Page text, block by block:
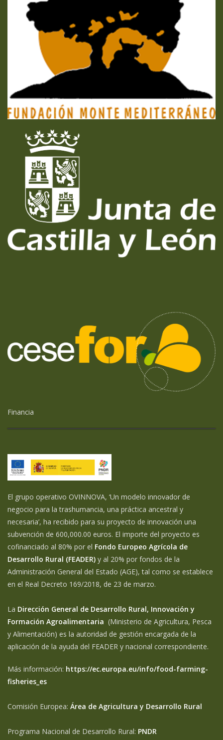
Financia
El grupo operativo OVINNOVA, ‘Un modelo innovador de
negocio para la trashumancia, una práctica ancestral y
necesaria’, ha recibido para su proyecto de innovación una
subvención de 600,000.00 euros. El importe del proyecto es
cofinanciado al 80% por el Fondo Europeo Agrícola de
Desarrollo Rural (FEADER) y al 20% por fondos de la
Administración General del Estado (AGE), tal como se establece
en el Real Decreto 169/2018, de 23 de marzo.
La Dirección General de Desarrollo Rural, Innovación y
Formación Agroalimentaria (Ministerio de Agricultura, Pesca
y Alimentación) es la autoridad de gestión encargada de la
aplicación de la ayuda del FEADER y nacional correspondiente.
Más información: https://ec.europa.eu/info/food-farming-
fisheries_es
Comisión Europea: Área de Agricultura y Desarrollo Rural
Programa Nacional de Desarrollo Rural: PNDR